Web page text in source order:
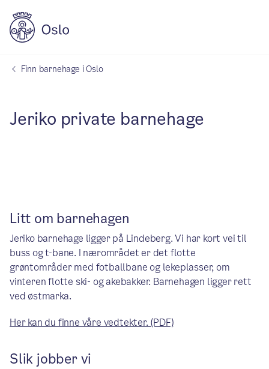
Finn barnehage i Oslo
Jeriko private barnehage
Litt om barnehagen
Jeriko barnehage ligger på Lindeberg. Vi har kort vei til
buss og t-bane. I nærområdet er det flotte
grøntområder med fotballbane og lekeplasser, om
vinteren flotte ski- og akebakker. Barnehagen ligger rett
ved østmarka.
Her kan du finne våre vedtekter. (PDF)
Slik jobber vi